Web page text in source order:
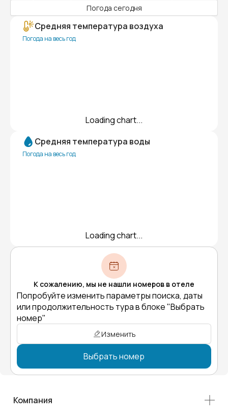
Погода сегодня
Средняя температура воздуха
Погода на весь год
Loading chart...
Средняя температура воды
Погода на весь год
Loading chart...
К сожалению, мы не нашли номеров в отеле
Попробуйте изменить параметры поиска, даты
или продолжительность тура в блоке "Выбрать
номер"
Изменить
Выбрать номер
Компания